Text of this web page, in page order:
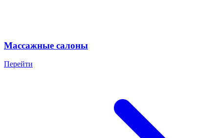
Массажные салоны
Перейти